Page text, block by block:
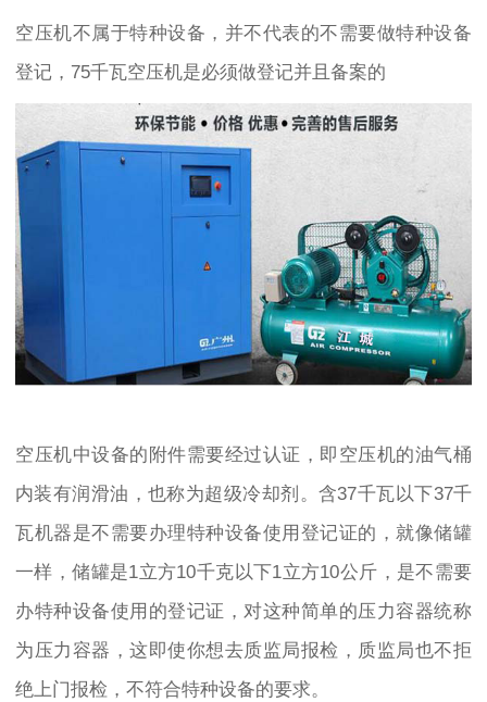
空压机不属于特种设备，并不代表的不需要做特种设备
登记，75千瓦空压机是必须做登记并且备案的
空压机中设备的附件需要经过认证，即空压机的油气桶
内装有润滑油，也称为超级冷却剂。含37千瓦以下37千
瓦机器是不需要办理特种设备使用登记证的，就像储罐
一样，储罐是1立方10千克以下1立方10公斤，是不需要
办特种设备使用的登记证，对这种简单的压力容器统称
为压力容器，这即使你想去质监局报检，质监局也不拒
绝上门报检，不符合特种设备的要求。